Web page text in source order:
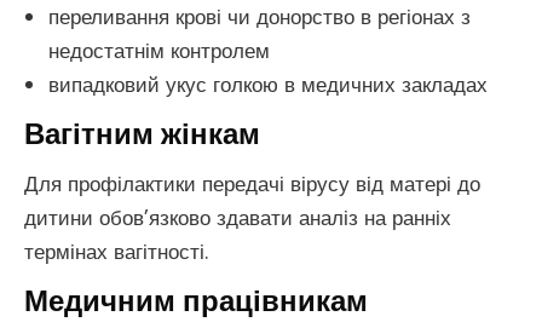
переливання крові чи донорство в регіонах з
недостатнім контролем
випадковий укус голкою в медичних закладах
Вагітним жінкам
Для профілактики передачі вірусу від матері до
дитини обов’язково здавати аналіз на ранніх
термінах вагітності.
Медичним працівникам